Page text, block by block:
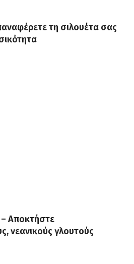
τη σιλουέτα σας
Αποκτήστε
νεανικούς γλουτούς